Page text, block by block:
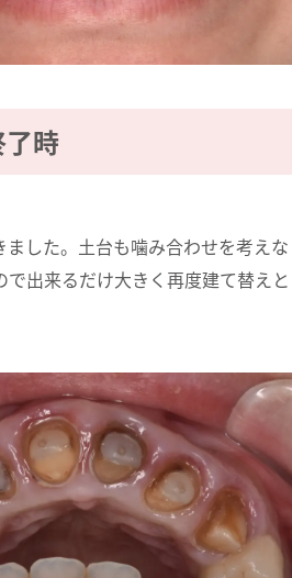
時
した。土台も噛み合わせを考えな
出来るだけ大きく再度建て替えと